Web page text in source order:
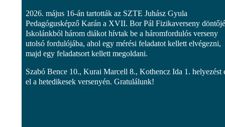
2026. május 16-án tartották az SZTE Juhász Gyula
Pedagógusképző Karán a XVII. Bor Pál Fizikaverseny
Iskolánkból három diákot hívtak be a háromfordulós verseny
utolsó fordulójába, ahol egy mérési feladatot kellett elvégezni,
majd egy feladatsort kellett megoldani.
Szabó Bence 10., Kurai Marcell 8., Kothencz Ida 1. helyezést
el a hetedikesek versenyén. Gratulálunk!